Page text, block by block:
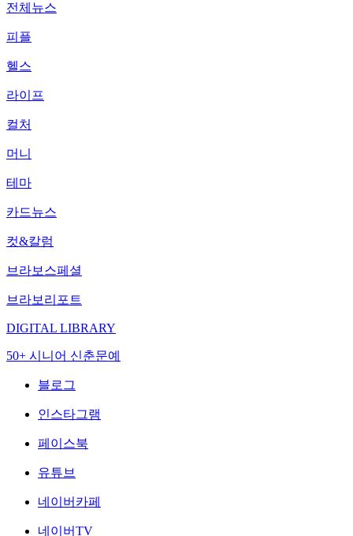
전체뉴스
피플
헬스
라이프
컬처
머니
테마
카드뉴스
컷&칼럼
브라보스페셜
브라보리포트
DIGITAL LIBRARY
50+ 시니어 신춘문예
블로그
인스타그램
페이스북
유튜브
네이버카페
네이버TV